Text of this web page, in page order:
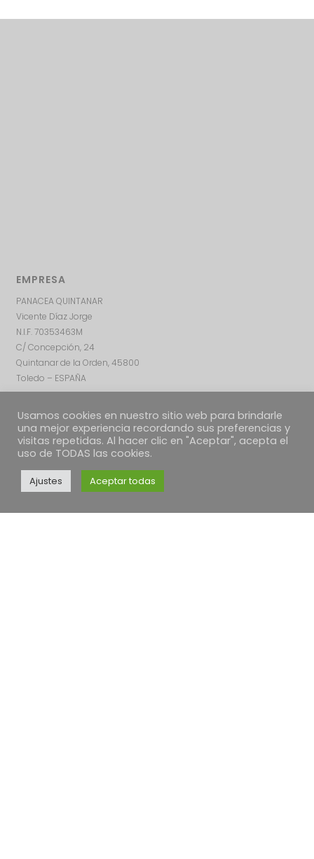
EMPRESA
PANACEA QUINTANAR
Vicente Díaz Jorge
N.I.F. 70353463M
C/ Concepción, 24
Quintanar de la Orden, 45800
Toledo – ESPAÑA
Usamos cookies en nuestro sitio web para brindarle
una mejor experiencia recordando sus preferencias y
visitas repetidas. Al hacer clic en "Aceptar", acepta el
uso de TODAS las cookies.
Ajustes Aceptar todas